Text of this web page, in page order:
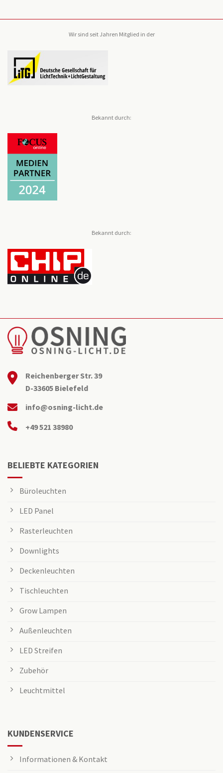
Wir sind seit Jahren Mitglied in der
Bekannt durch:
Bekannt durch:
Reichenberger Str. 39
D-33605 Bielefeld
info@osning-licht.de
+49 521 38980
BELIEBTE KATEGORIEN
Büroleuchten
LED Panel
Rasterleuchten
Downlights
Deckenleuchten
Tischleuchten
Grow Lampen
Außenleuchten
LED Streifen
Zubehör
Leuchtmittel
KUNDENSERVICE
Informationen & Kontakt